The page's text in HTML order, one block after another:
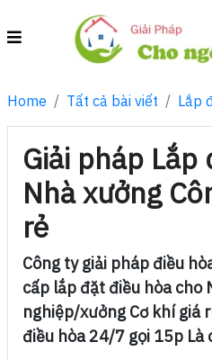
Home Tất cả bài viết Lắp
Giải pháp Lắp
Nhà xưởng
rẻ
Công ty giải pháp điều
cấp lắp đặt điều hòa cho
nghiệp/xưởng Cơ khí giá
điều hòa 24/7 gọi 15p Là